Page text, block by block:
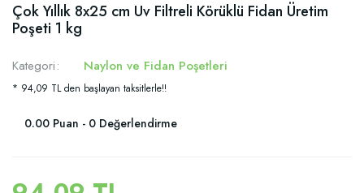
Çok Yıllık 8x25 cm Uv Filtreli Körüklü Fidan Üretim
Poşeti 1 kg
Kategori Naylon ve Fidan Poşetleri
* 94,09 TL den başlayan taksitlerle!!
0.00 Puan - 0 Değerlendirme